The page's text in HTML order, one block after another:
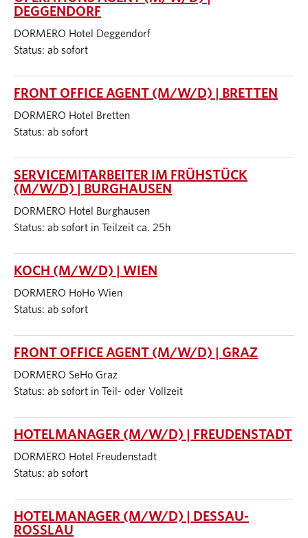
DEGGENDORF
DORMERO Hotel Deggendorf
Status: ab sofort
FRONT OFFICE AGENT (M/W/D) | BRETTEN
DORMERO Hotel Bretten
Status: ab sofort
SERVICEMITARBEITER IM FRÜHSTÜCK
(M/W/D) | BURGHAUSEN
DORMERO Hotel Burghausen
Status: ab sofort in Teilzeit ca. 25h
KOCH (M/W/D) | WIEN
DORMERO HoHo Wien
Status: ab sofort
FRONT OFFICE AGENT (M/W/D) | GRAZ
DORMERO SeHo Graz
Status: ab sofort in Teil- oder Vollzeit
HOTELMANAGER (M/W/D) | FREUDENSTADT
DORMERO Hotel Freudenstadt
Status: ab sofort
HOTELMANAGER (M/W/D) | DESSAU-
ROSSLAU